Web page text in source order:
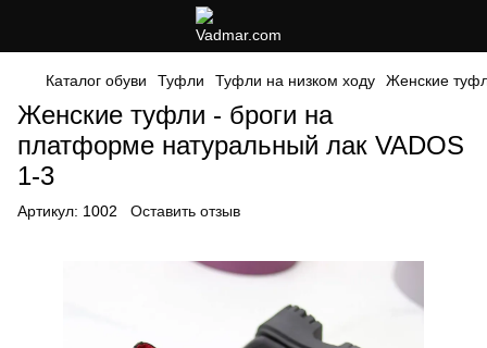
Каталог обуви Туфли Туфли на низком ходу Женские
Женские туфли - броги на
платформе натуральный лак VADOS
1-3
Артикул: 1002 Оставить отзыв